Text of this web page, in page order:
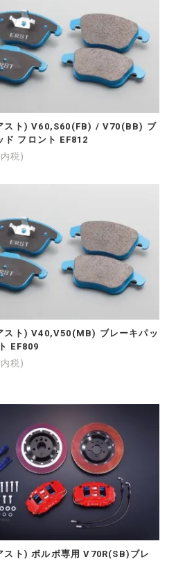
スト) V60,S60(FB) / V70(BB) ブ
ド フロント EF812
税)
スト) V40,V50(MB) ブレーキパッ
EF809
税)
スト) ボルボ専用 V70R(SB)ブレ